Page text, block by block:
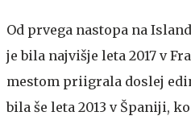
Od prvega nastopa na
je bila najvišje leta 2017 v
mestom priigrala doslej
bila še leta 2013 v Španiji,